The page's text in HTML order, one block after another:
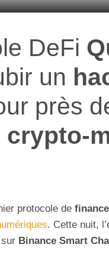
DeFi
un
près
crypto-
protocole de
. Cette nuit,
Binance Smart